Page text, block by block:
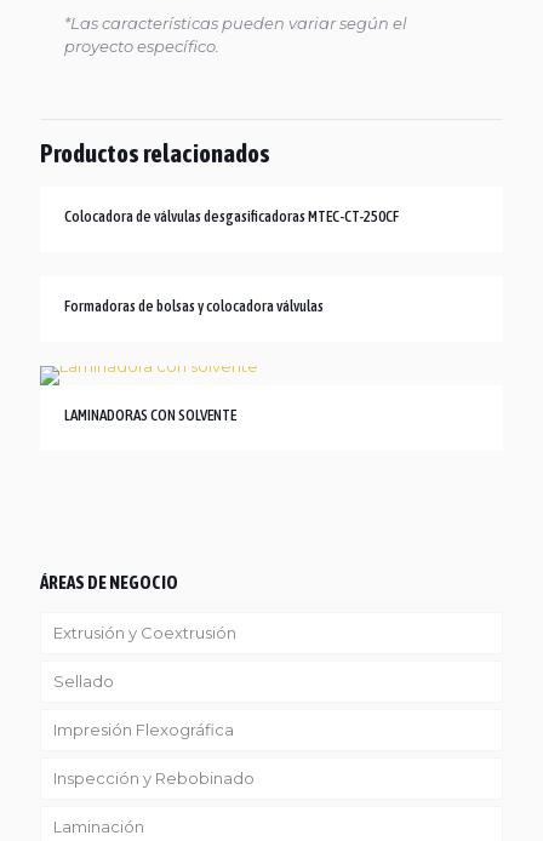
*Las características pueden variar según el
proyecto específico.
Productos relacionados
Colocadora de válvulas desgasificadoras MTEC-CT-250CF
Formadoras de bolsas y colocadora válvulas
LAMINADORAS CON SOLVENTE
ÁREAS DE NEGOCIO
Extrusión y Coextrusión
Linea Reciclaje
Sellado
Impresión Flexográfica
Inspección y Rebobinado
Laminación